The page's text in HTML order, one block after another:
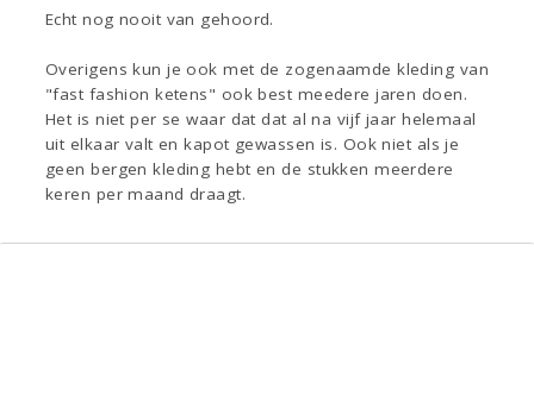
Echt nog nooit van gehoord.
Overigens kun je ook met de zogenaamde kleding van
"fast fashion ketens" ook best meedere jaren doen.
Het is niet per se waar dat dat al na vijf jaar helemaal
uit elkaar valt en kapot gewassen is. Ook niet als je
geen bergen kleding hebt en de stukken meerdere
keren per maand draagt.